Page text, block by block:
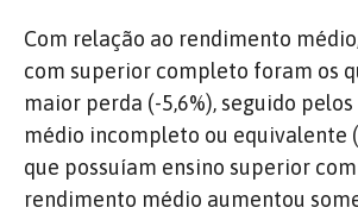
Com relação ao rendimento
com superior completo foram os
maior perda (-5,6%), seguido
médio incompleto ou equivalente
que possuíam ensino superior
rendimento médio aumentou